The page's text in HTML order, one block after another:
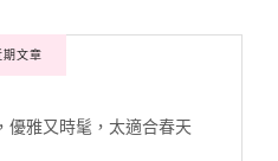
期文章
優雅又時髦，太適合春天